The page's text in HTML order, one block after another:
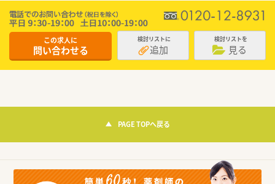
この求人に
問い合わせる
検討リストに
追加
検討リストを
見る
PAGE TOPへ戻る